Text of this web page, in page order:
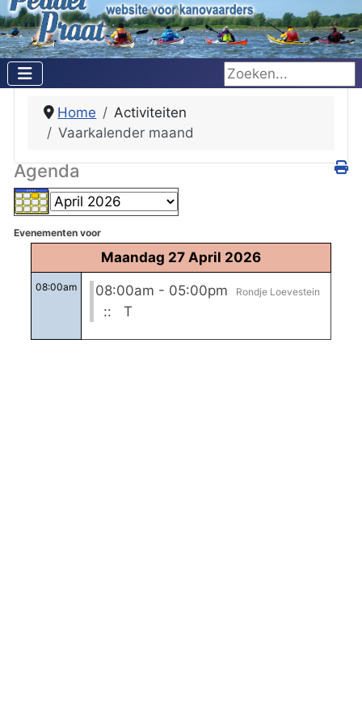
Zoeken...
Home
Activiteiten
Vaarkalender maand
Agenda
Evenementen voor
Maandag 27 April 2026
08:00am 08:00am - 05:00pm Rondje Loevestein
:: T